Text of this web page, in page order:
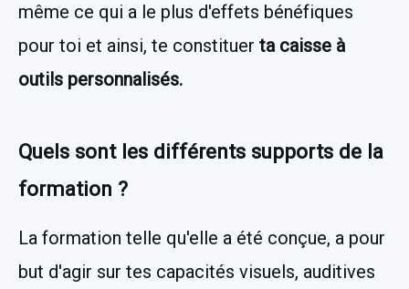
même ce qui a le plus d'effets bénéfiques
pour toi et ainsi, te constituer ta caisse à
outils personnalisés.
Quels sont les différents supports de la
formation ?
La formation telle qu'elle a été conçue, a pour
but d'agir sur tes capacités visuels, auditives